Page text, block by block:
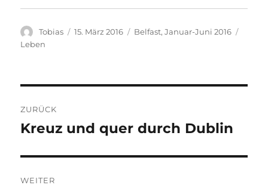
Autor
Tobias
Veröffentlicht
15. März 2016 Stay
Belfast, Januar-Juni 2016
Leben
ZURÜCK
Vorheriger
Kreuz und quer durch Dublin
WEITER